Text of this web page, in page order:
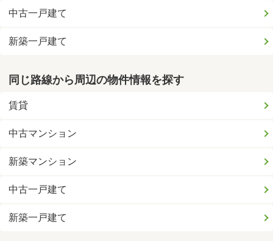
中古一戸建て
新築一戸建て
同じ路線から周辺の物件情報を探す
賃貸
中古マンション
新築マンション
中古一戸建て
新築一戸建て